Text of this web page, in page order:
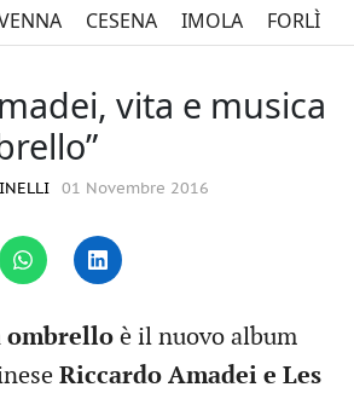
CESENA IMOLA FORLÌ
vita e musica
01 Novembre 2016
ombrello è il nuovo album
Riccardo Amadei e Les